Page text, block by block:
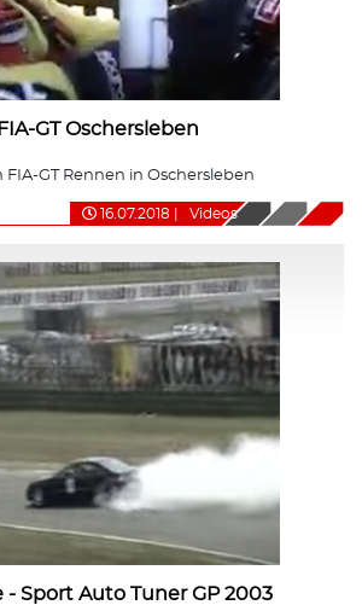
GT Oschersleben
FIA-GT Rennen in Oschersleben
16.07.2018 Videos
- Sport Auto Tuner GP 2003